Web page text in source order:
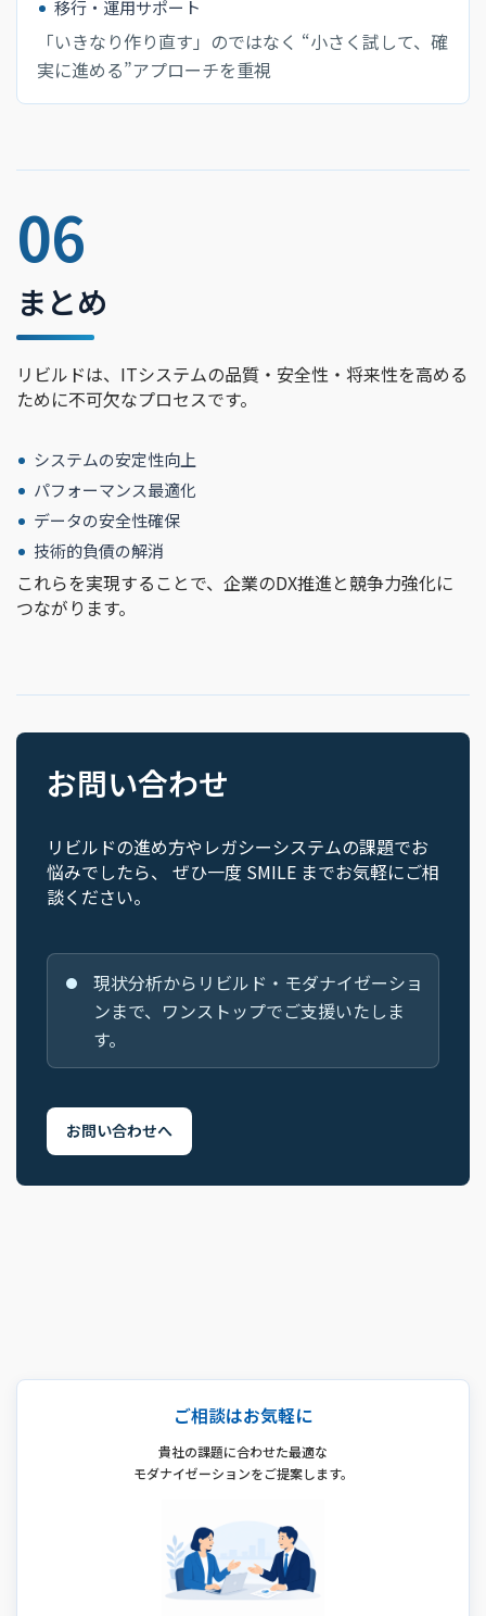
移行・運用サポート
「いきなり作り直す」のではなく “小さく試して、確
実に進める”アプローチを重視
06
まとめ
リビルドは、ITシステムの品質・安全性・将来性を高める
ために不可欠なプロセスです。
システムの安定性向上
パフォーマンス最適化
データの安全性確保
技術的負債の解消
これらを実現することで、企業のDX推進と競争力強化に
つながります。
お問い合わせ
リビルドの進め方やレガシーシステムの課題でお
悩みでしたら、 ぜひ一度 SMILE までお気軽にご相
談ください。
現状分析からリビルド・モダナイゼーショ
ンまで、ワンストップでご支援いたしま
す。
お問い合わせへ
ご相談はお気軽に
貴社の課題に合わせた最適な
モダナイゼーションをご提案します。